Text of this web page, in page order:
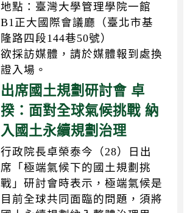
地點：臺灣大學管理學院一館
B1正大國際會議廳（臺北市基
隆路四段144巷50號）
欲採訪媒體，請於媒體報到處換
證入場。
出席國土規劃研討會 卓
揆：面對全球氣候挑戰 納
入國土永續規劃治理
行政院長卓榮泰今（28）日出
席「極端氣候下的國土規劃挑
戰」研討會時表示，極端氣候是
目前全球共同面臨的問題，須將